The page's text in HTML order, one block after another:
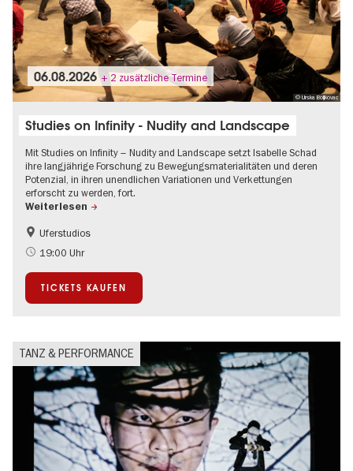
© Urska Boljkovac
06.08.2026 + 2 zusätzliche Termine
Studies on Infinity - Nudity and Landscape
Mit Studies on Infinity – Nudity and Landscape setzt Isabelle Schad
ihre langjährige Forschung zu Bewegungsmaterialitäten und deren
Potenzial, in ihren unendlichen Variationen und Verkettungen
erforscht zu werden, fort.
Weiterlesen
International
Uferstudios
19:00 Uhr
TICKETS KAUFEN
TANZ & PERFORMANCE